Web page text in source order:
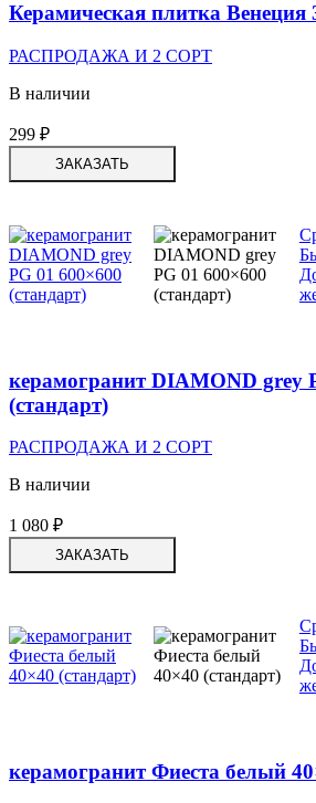
Керамическая плитка Венеция
РАСПРОДАЖА И 2 СОРТ
В наличии
299 ₽
ЗАКАЗАТЬ
керамогранит DIAMOND grey
(стандарт)
РАСПРОДАЖА И 2 СОРТ
В наличии
1 080 ₽
ЗАКАЗАТЬ
керамогранит Фиеста белый